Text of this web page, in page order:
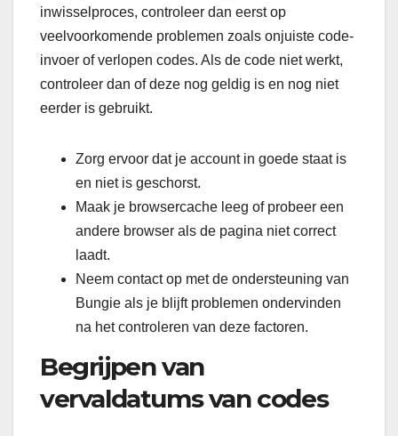
inwisselproces, controleer dan eerst op
veelvoorkomende problemen zoals onjuiste code-
invoer of verlopen codes. Als de code niet werkt,
controleer dan of deze nog geldig is en nog niet
eerder is gebruikt.
Zorg ervoor dat je account in goede staat is
en niet is geschorst.
Maak je browsercache leeg of probeer een
andere browser als de pagina niet correct
laadt.
Neem contact op met de ondersteuning van
Bungie als je blijft problemen ondervinden
na het controleren van deze factoren.
Begrijpen van
vervaldatums van codes